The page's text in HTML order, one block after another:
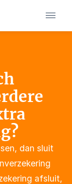
dan sluit
afsluit,